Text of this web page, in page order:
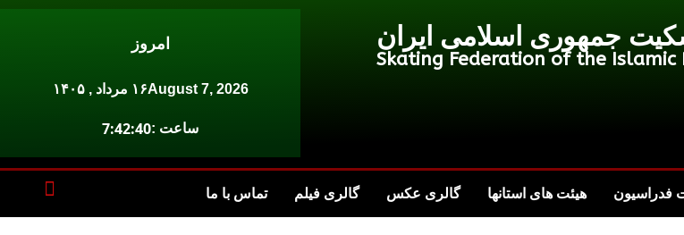
جمهوری اسلامی ایران
Skating Federation of the Islamic
امروز
August 7, 2026۱۶ مرداد , ۱۴۰۵
ساعت :7:42:40
فدراسیون هیئت های استانها گالری عکس گالری فیلم تماس با ما